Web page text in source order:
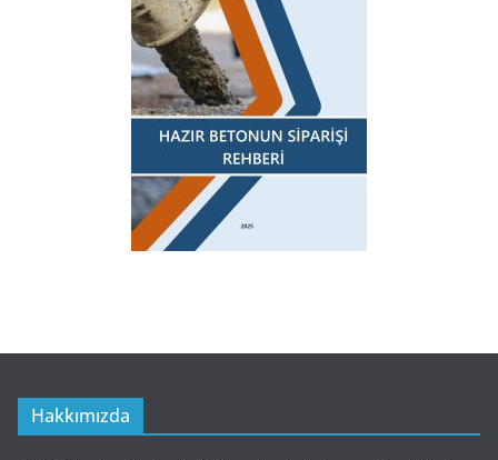
Hakkımızda